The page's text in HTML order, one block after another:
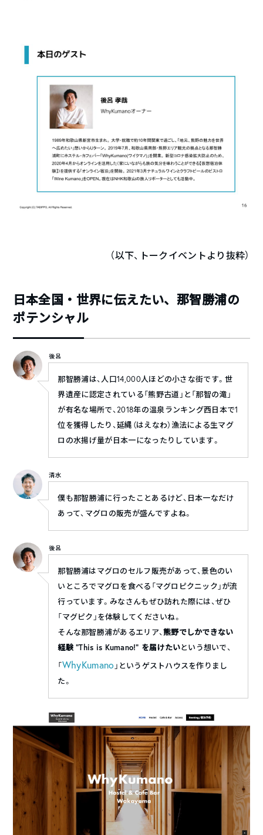
（以下、トークイベントより抜粋）
日本全国・世界に伝えたい、那智勝浦の
ポテンシャル
後呂
那智勝浦は、人口14,000人ほどの小さな街です。世
界遺産に認定されている「熊野古道」と「那智の滝」
が有名な場所で、2018年の温泉ランキング西日本で1
位を獲得したり、延縄（はえなわ）漁法による生マグ
ロの水揚げ量が日本一になったりしています。
清水
僕も那智勝浦に行ったことあるけど、日本一なだけ
あって、マグロの販売が盛んですよね。
後呂
那智勝浦はマグロのセルフ販売があって、景色のい
いところでマグロを食べる「マグロピクニック」が流
行っています。みなさんもぜひ訪れた際には、ぜひ
「マグピク」を体験してくださいね。
そんな那智勝浦があるエリア、熊野でしかできない
経験 “This is Kumano!” を届けたいという想いで、
「WhyKumano 」というゲストハウスを作りまし
た。